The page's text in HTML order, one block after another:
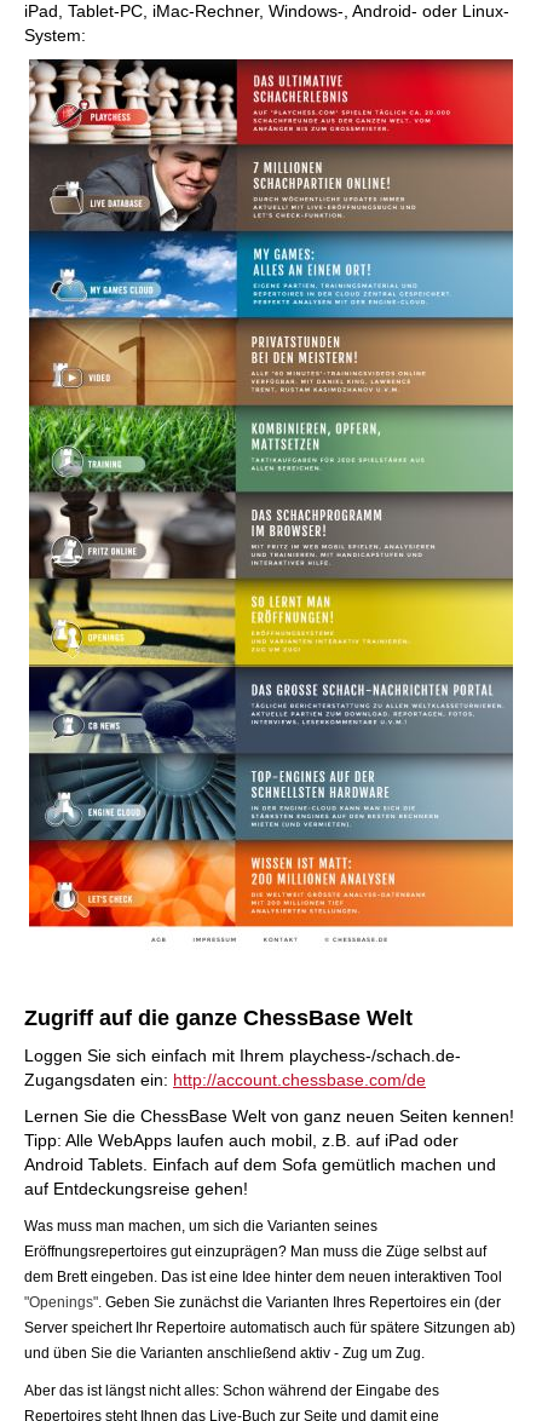
iPad, Tablet-PC, iMac-Rechner, Windows-, Android- oder Linux-
System:
Zugriff auf die ganze ChessBase Welt
Loggen Sie sich einfach mit Ihrem playchess-/schach.de-
Zugangsdaten ein: http://account.chessbase.com/de
Lernen Sie die ChessBase Welt von ganz neuen Seiten kennen!
Tipp: Alle WebApps laufen auch mobil, z.B. auf iPad oder
Android Tablets. Einfach auf dem Sofa gemütlich machen und
auf Entdeckungsreise gehen!
Was muss man machen, um sich die Varianten seines
Eröffnungsrepertoires gut einzuprägen? Man muss die Züge selbst auf
dem Brett eingeben. Das ist eine Idee hinter dem neuen interaktiven Tool
"Openings". Geben Sie zunächst die Varianten Ihres Repertoires ein (der
Server speichert Ihr Repertoire automatisch auch für spätere Sitzungen ab)
und üben Sie die Varianten anschließend aktiv - Zug um Zug.
Aber das ist längst nicht alles: Schon während der Eingabe des
Repertoires steht Ihnen das Live-Buch zur Seite und damit eine